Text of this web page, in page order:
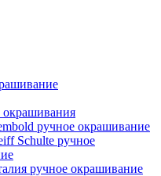
окрашивания
ручное окрашивание
Schulte ручное
ручное окрашивание